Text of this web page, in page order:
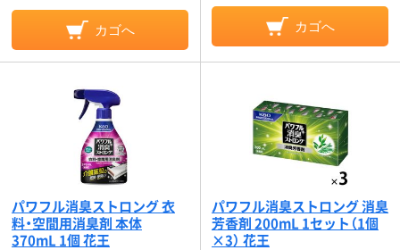
カゴへ カゴへ
パワフル消臭ストロング 衣
料・空間用消臭剤 本体
370mL 1個 花王
パワフル消臭ストロング 消臭
芳香剤 200mL 1セット（1個
×3） 花王